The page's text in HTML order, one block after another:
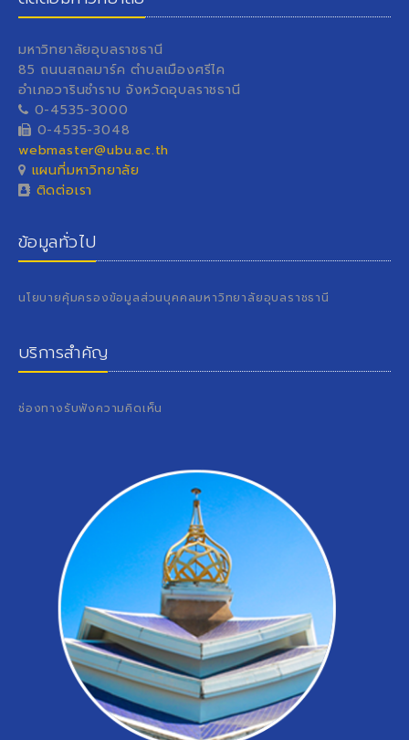
มหาวิทยาลัยอุบลราชธานี
85 ถนนสถลมาร์ค ตำบลเมืองศรีไค
อำเภอวารินชำราบ จังหวัดอุบลราชธานี
0-4535-3000
0-4535-3048
webmaster@ubu.ac.th
แผนที่มหาวิทยาลัย
ติดต่อเรา
ข้อมูลทั่วไป
นโยบายคุ้มครองข้อมูลส่วนบุคคลมหาวิทยาลัยอุบลราชธานี
บริการสำคัญ
ช่องทางรับฟังความคิดเห็น